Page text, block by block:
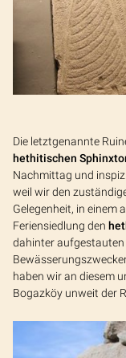
Die letztgenannte
hethitischen
Nachmittag und
weil wir den
Gelegenheit, in einem
Feriensiedlung den
dahinter aufgestauten
haben wir an diesem
Bogazköy unweit der